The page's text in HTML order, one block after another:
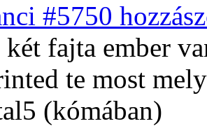
#5750
fajta ember
te most
(kómában)